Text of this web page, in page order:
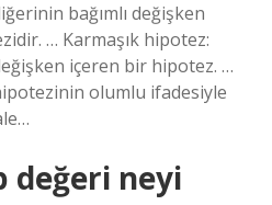
bağımlı değişken
… Karmaşık hipotez:
içeren bir hipotez. …
olumlu ifadesiyle
neyi